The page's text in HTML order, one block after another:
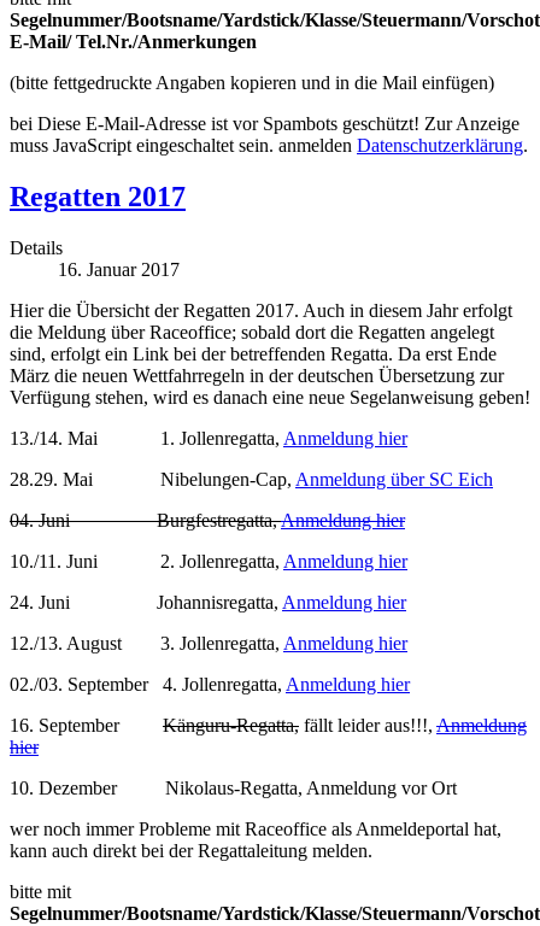
Segelnummer/Bootsname/Yardstick/Klasse/Steuermann/
E-Mail/ Tel.Nr./Anmerkungen
(bitte fettgedruckte Angaben kopieren und in die Mail einfügen)
bei Diese E-Mail-Adresse ist vor Spambots geschützt! Zur Anzeige
muss JavaScript eingeschaltet sein. anmelden Datenschutzerklärung.
Regatten 2017
Details
16. Januar 2017
Hier die Übersicht der Regatten 2017. Auch in diesem Jahr erfolgt
die Meldung über Raceoffice; sobald dort die Regatten angelegt
sind, erfolgt ein Link bei der betreffenden Regatta. Da erst Ende
März die neuen Wettfahrregeln in der deutschen Übersetzung zur
Verfügung stehen, wird es danach eine neue Segelanweisung geben!
13./14. Mai 1. Jollenregatta, Anmeldung hier
28.29. Mai Nibelungen-Cap, Anmeldung über SC Eich
04. Juni Burgfestregatta,Anmeldung hier
10./11. Juni 2. Jollenregatta, Anmeldung hier
24. Juni Johannisregatta, Anmeldung hier
12./13. August 3. Jollenregatta, Anmeldung hier
02./03. September 4. Jollenregatta, Anmeldung hier
16. September Känguru-Regatta, fällt leider aus!!!, Anmeldung
hier
10. Dezember Nikolaus-Regatta, Anmeldung vor Ort
wer noch immer Probleme mit Raceoffice als Anmeldeportal hat,
kann auch direkt bei der Regattaleitung melden.
bitte mit
Segelnummer/Bootsname/Yardstick/Klasse/Steuermann/